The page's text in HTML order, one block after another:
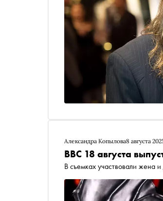
Александра Копылова8 августа
BBC 18 августа
В съемках участвовали жена